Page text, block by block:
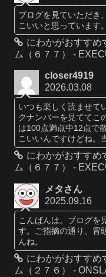
ブログを見ていただき
こいいと思っています。
にわかがおすすめ
ム（６７７） -
closer4919
2026.03.08
いつも楽しく読ませて
クナンバーを見ててこ
は100点満点中12点で
こいいんですけどね。
にわかがおすすめ
ム（６７７） -
メタさん
2025.09.16
こんばんは。ブログを
す。ご指摘の通り、冒
んね。
にわかがおすすめ
ム（２７６） -